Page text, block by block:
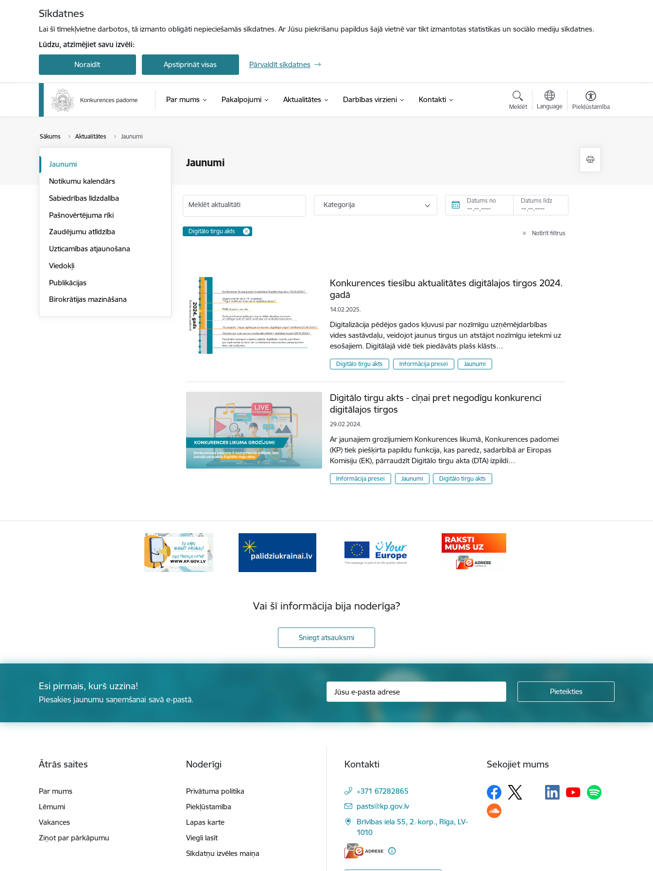
Sīkdatnes
Lai šī tīmekļvietne darbotos, tā izmanto obligāti nepieciešamās sīkdatnes. Ar Jūsu piekrišanu papildus šajā vietnē var tikt izmantotas statistikas un sociālo mediju sīkdatnes.
Lūdzu, atzīmējiet savu izvēli:
Noraidīt Apstiprināt visas Pārvaldīt sīkdatnes
Par mums Pakalpojumi Aktualitātes Darbības virzieni Kontakti
Meklēt Language Piekļūstamība
Sākums Aktualitātes Jaunumi
Jaunumi
Jaunumi
Notikumu kalendārs
Sabiedrības līdzdalība
Pašnovērtējuma rīki
Zaudējumu atlīdzība
Uzticamības atjaunošana
Viedokļi
Publikācijas
Birokrātijas mazināšana
Meklēt aktualitāti Kategorija Datums no Datums līdz
Digitālo tirgu akts Notīrīt filtrus
Konkurences tiesību aktualitātes digitālajos tirgos 2024.
gadā
14.02.2025.
Digitalizācija pēdējos gados kļuvusi par nozīmīgu uzņēmējdarbības
vides sastāvdaļu, veidojot jaunus tirgus un atstājot nozīmīgu ietekmi uz
esošajiem. Digitālajā vidē tiek piedāvāts plašs klāsts…
Digitālo tirgu akts Informācija presei Jaunumi
Digitālo tirgu akts - cīņai pret negodīgu konkurenci
digitālajos tirgos
29.02.2024.
Ar jaunajiem grozījumiem Konkurences likumā, Konkurences padomei
(KP) tiek piešķirta papildu funkcija, kas paredz, sadarbībā ar Eiropas
Komisiju (EK), pārraudzīt Digitālo tirgu akta (DTA) izpildi…
Informācija presei Jaunumi Digitālo tirgu akts
Vai šī informācija bija noderīga?
Sniegt atsauksmi
Esi pirmais, kurš uzzina!
Piesakies jaunumu saņemšanai savā e-pastā.
Ātrās saites
Par mums
Lēmumi
Vakances
Ziņot par pārkāpumu
Noderīgi
Privātuma politika
Piekļūstamība
Lapas karte
Viegli lasīt
Sīkdatņu izvēles maiņa
Kontakti
+371 67282865
E-pasts:
pasts@kp.gov.lv
Brīvības iela 55, 2. korp., Rīga, LV-
1010
Sekojiet mums